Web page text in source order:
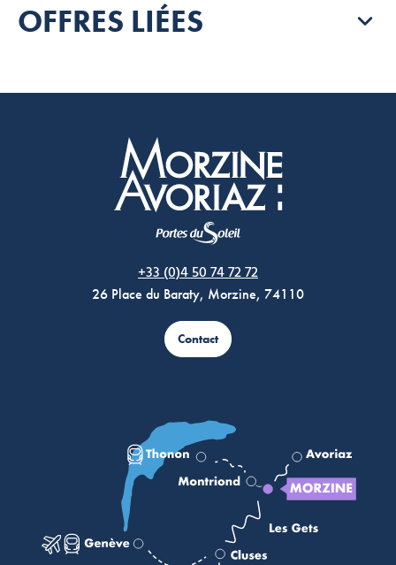
OFFRES LIÉES
+33 (0)4 50 74 72 72
26 Place du Baraty, Morzine, 74110
Contact